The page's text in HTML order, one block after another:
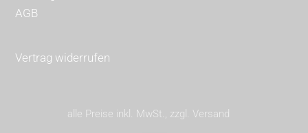
AGB
Vertrag widerrufen
alle Preise inkl. MwSt., zzgl. Versand